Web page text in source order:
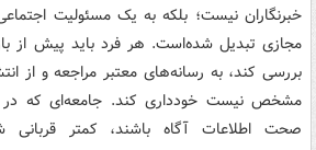
خبرنگاران نیست؛ بلکه به یک مسئولیت
مجازی تبدیل شده‌است. هر فرد باید پیش از
بررسی کند، به رسانه‌های معتبر مراجعه و از
مشخص نیست خودداری کند. جامعه‌ای که در
صحت اطلاعات آگاه باشند، کمتر